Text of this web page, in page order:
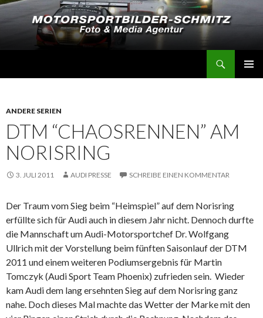
ANDERE SERIEN
DTM “CHAOSRENNEN” AM
NORISRING
3. JULI 2011 AUDI PRESSE SCHREIBE EINEN KOMMENTAR
Der Traum vom Sieg beim “Heimspiel” auf dem Norisring
erfüllte sich für Audi auch in diesem Jahr nicht. Dennoch durfte
die Mannschaft um Audi-Motorsportchef Dr. Wolfgang
Ullrich mit der Vorstellung beim fünften Saisonlauf der DTM
2011 und einem weiteren Podiumsergebnis für Martin
Tomczyk (Audi Sport Team Phoenix) zufrieden sein. Wieder
kam Audi dem lang ersehnten Sieg auf dem Norisring ganz
nahe. Doch dieses Mal machte das Wetter der Marke mit den